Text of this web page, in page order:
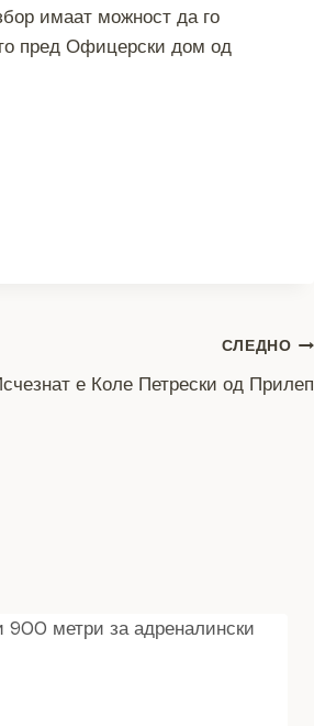
имаат можност да го
пред Офицерски дом од
СЛЕДНО
е Коле Петрески од Прилеп